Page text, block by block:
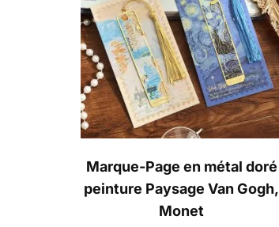
Marque-Page en métal doré
peinture Paysage Van Gogh,
Monet